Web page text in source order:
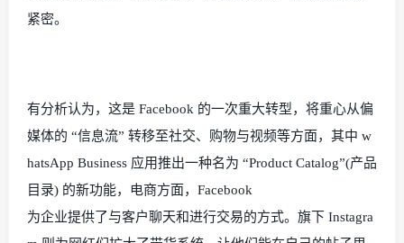
紧密。
有分析认为，这是 Facebook 的一次重大转型，将重心从偏
媒体的 “信息流” 转移至社交、购物与视频等方面，其中 w
hatsApp Business 应用推出一种名为 “Product Catalog”(产品
目录) 的新功能，电商方面， Facebook
为企业提供了与客户聊天和进行交易的方式。旗下 Instagra